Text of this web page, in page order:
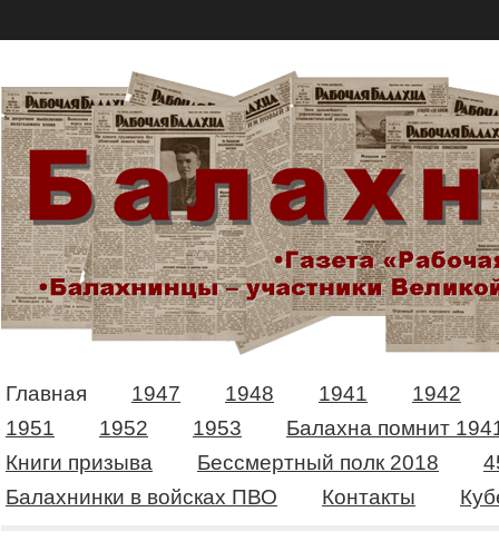
Главная 1947 1948 1941
1942
1951
1952 1953
Балахна помнит
Книги призыва
Бессмертный полк 2018
Балахнинки в войсках ПВО
Контакты